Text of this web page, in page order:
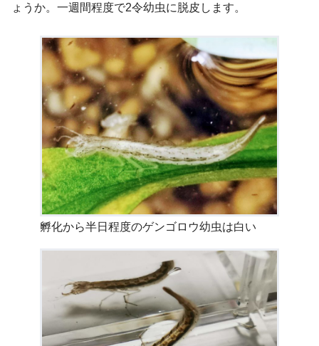
ょうか。一週間程度で2令幼虫に脱皮します。
孵化から半日程度のゲンゴロウ幼虫は白い